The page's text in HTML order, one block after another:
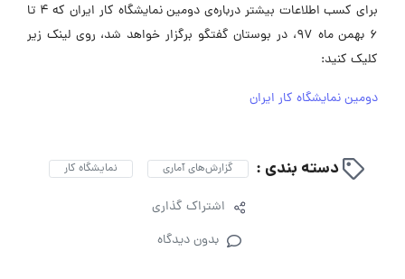
برای کسب اطلاعات بیشتر درباره‌ی دومین نمایشگاه کار ایران که 4 تا
6 بهمن ماه 97، در بوستان گفتگو برگزار خواهد شد، روی لینک زیر
کلیک کنید:
دومین نمایشگاه کار ایران
دسته بندی : گزارش‌های آماری نمایشگاه کار
اشتراک گذاری
بدون دیدگاه